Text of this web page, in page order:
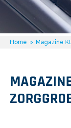
Home » Magazine